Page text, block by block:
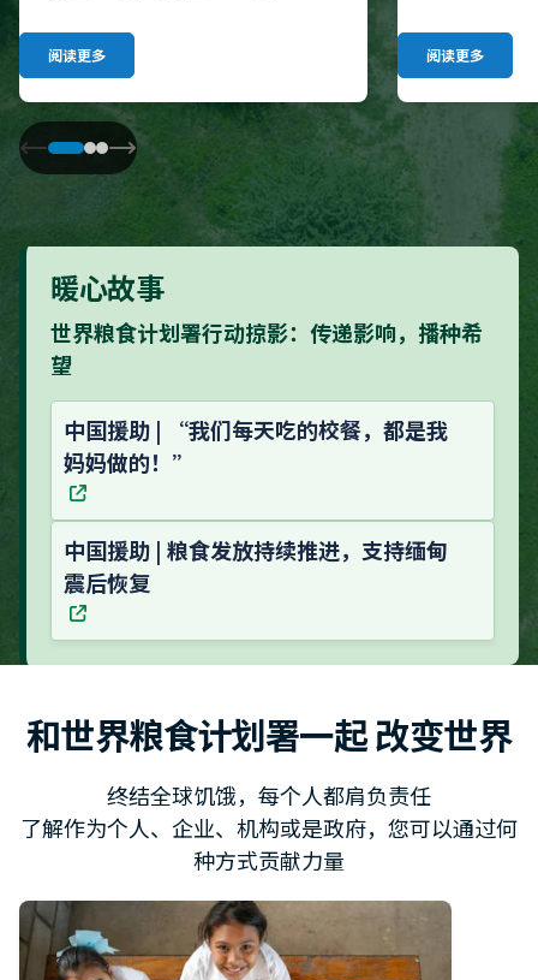
阅读更多 阅读更多
暖心故事
世界粮食计划署行动掠影：传递影响，播种希
望
中国援助 | “我们每天吃的校餐，都是我
妈妈做的！”
中国援助 | 粮食发放持续推进，支持缅甸
震后恢复
和世界粮食计划署一起 改变世界
终结全球饥饿，每个人都肩负责任
了解作为个人、企业、机构或是政府，您可以通过何
种方式贡献力量